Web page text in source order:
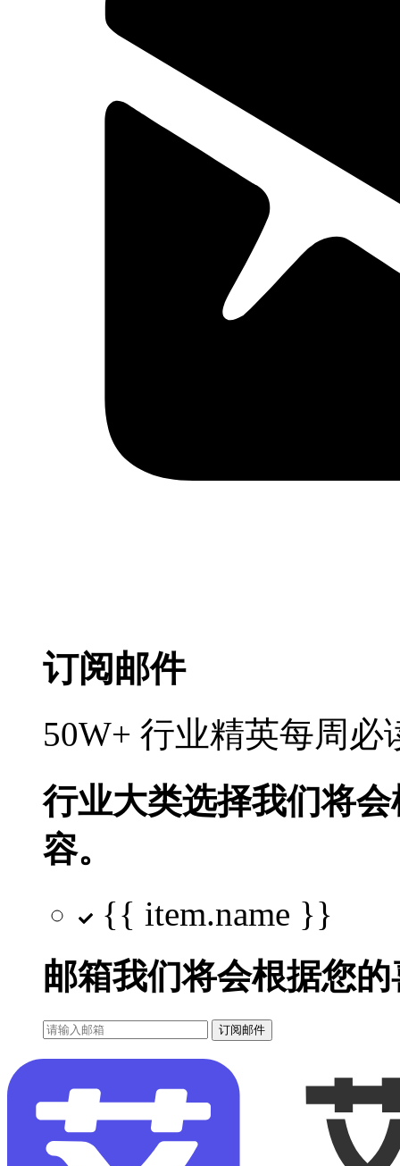
订阅邮件
50W+ 行业精英每周
行业大类选择我们将
容。
{{ item.name }}
邮箱我们将会根据您
订阅邮件